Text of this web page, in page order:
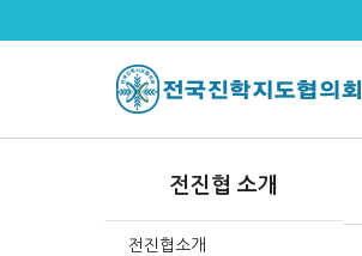
전진협 소개
전진협소개